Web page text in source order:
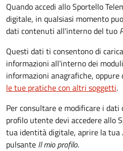
Quando accedi allo Sportello
digitale, in qualsiasi momento
dati contenuti all'interno del tuo
Questi dati ti consentono di
informazioni all'interno dei
informazioni anagrafiche, oppure
le tue pratiche con altri soggetti.
Per consultare e modificare i
profilo utente devi accedere allo
tua identità digitale, aprire la tua
pulsante Il mio profilo.